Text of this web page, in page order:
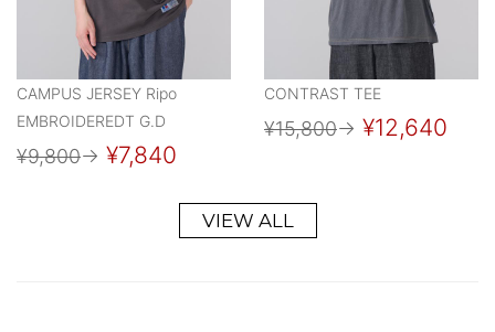
CAMPUS JERSEY Ripo
EMBROIDEREDT G.D
¥9,800→ ¥7,840
CONTRAST TEE
¥15,800→ ¥12,640
VIEW ALL